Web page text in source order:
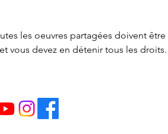
les oeuvres partagées doivent être
vous devez en détenir tous les droits.